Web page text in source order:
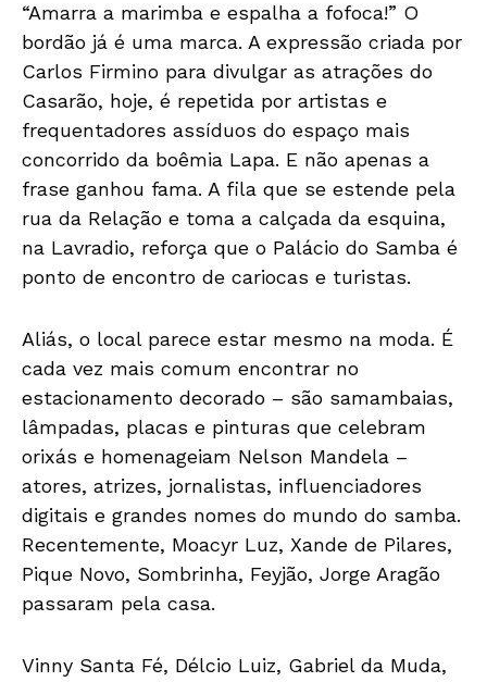
“Amarra a marimba e espalha a fofoca!” O
bordão já é uma marca. A expressão criada por
Carlos Firmino para divulgar as atrações do
Casarão, hoje, é repetida por artistas e
frequentadores assíduos do espaço mais
concorrido da boêmia Lapa. E não apenas a
frase ganhou fama. A fila que se estende pela
rua da Relação e toma a calçada da esquina,
na Lavradio, reforça que o Palácio do Samba é
ponto de encontro de cariocas e turistas.
Aliás, o local parece estar mesmo na moda. É
cada vez mais comum encontrar no
estacionamento decorado – são samambaias,
lâmpadas, placas e pinturas que celebram
orixás e homenageiam Nelson Mandela –
atores, atrizes, jornalistas, influenciadores
digitais e grandes nomes do mundo do samba.
Recentemente, Moacyr Luz, Xande de Pilares,
Pique Novo, Sombrinha, Feyjão, Jorge Aragão
passaram pela casa.
Vinny Santa Fé, Délcio Luiz, Gabriel da Muda,